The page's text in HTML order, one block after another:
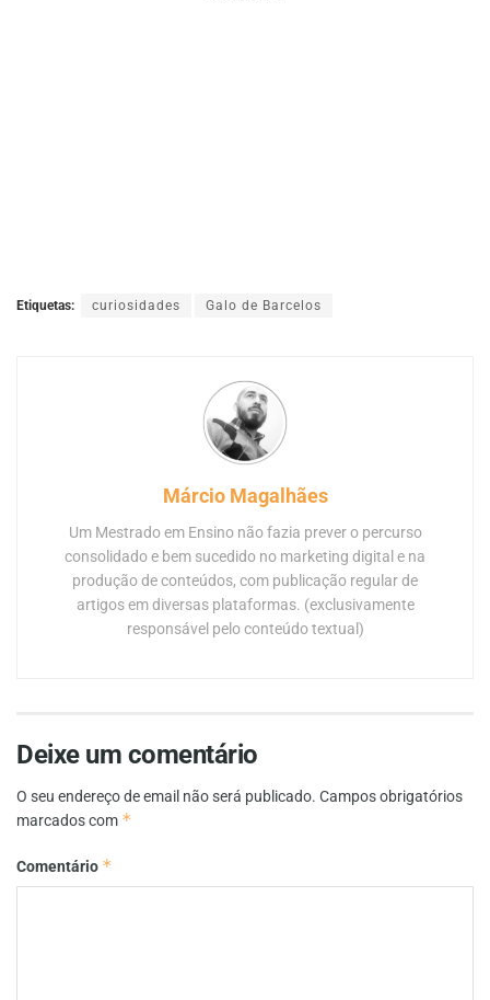
Etiquetas: curiosidades Galo de Barcelos
Márcio Magalhães
Um Mestrado em Ensino não fazia prever o percurso
consolidado e bem sucedido no marketing digital e na
produção de conteúdos, com publicação regular de
artigos em diversas plataformas. (exclusivamente
responsável pelo conteúdo textual)
Deixe um comentário
O seu endereço de email não será publicado. Campos obrigatórios
marcados com *
Comentário *